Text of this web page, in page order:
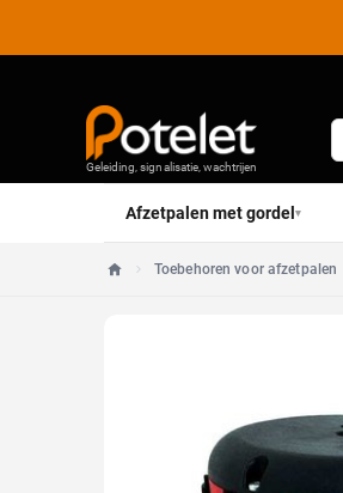
Geleiding, signalisatie, wachtrijen
Afzetpalen met gordel▾
Home
Toebehoren voor afzetpalen